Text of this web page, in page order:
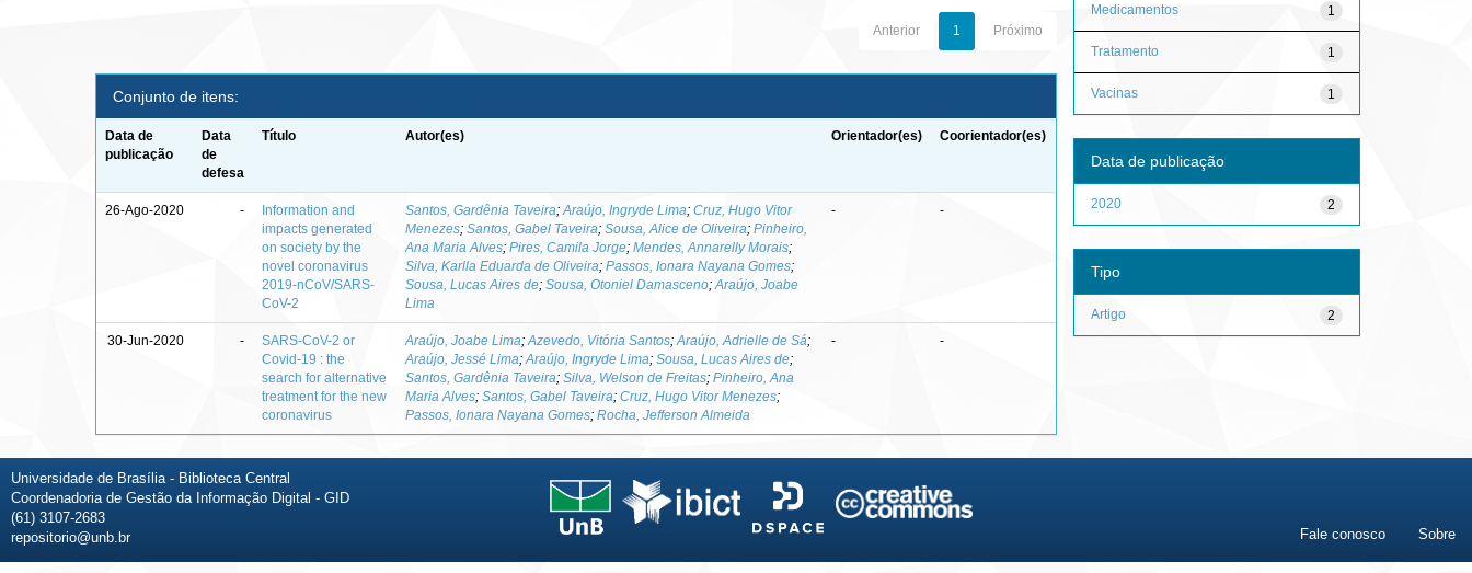
Anterior 1 Próximo
Conjunto de itens:
Data de
publicação
Data
de
defesa
Título Autor(es) Orientador(es) Coorientador(es)
26-Ago-2020 -
Information and
impacts generated
on society by the
novel coronavirus
2019-nCoV/SARS-
CoV-2
Santos, Gardênia Taveira;Araújo, Ingryde Lima;Cruz, Hugo Vitor
Menezes;Santos, Gabel Taveira;Sousa, Alice de Oliveira;Pinheiro,
Ana Maria Alves;Pires, Camila Jorge;Mendes, Annarelly Morais;
Silva, Karlla Eduarda de Oliveira;Passos, Ionara Nayana Gomes;
Sousa, Lucas Aires de;Sousa, Otoniel Damasceno;Araújo, Joabe
Lima
- -
30-Jun-2020 -
SARS-CoV-2 or
Covid-19 : the
search for alternative
treatment for the new
coronavirus
Araújo, Joabe Lima;Azevedo, Vitória Santos;Araújo, Adrielle de Sá;
Araújo, Jessé Lima;Araújo, Ingryde Lima;Sousa, Lucas Aires de;
Santos, Gardênia Taveira;Silva, Welson de Freitas;Pinheiro, Ana
Maria Alves;Santos, Gabel Taveira;Cruz, Hugo Vitor Menezes;
Passos, Ionara Nayana Gomes;Rocha, Jefferson Almeida
- -
1
Medicamentos
1
Tratamento
1
Vacinas
Data de publicação
2
2020
Tipo
2
Artigo
Universidade de Brasília - Biblioteca Central
Coordenadoria de Gestão da Informação Digital - GID
(61) 3107-2683
repositorio@unb.br
Fale conosco Sobre